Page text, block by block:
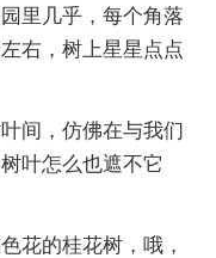
里几乎，每个角落
右，树上星星点点
间，仿佛在与我们
叶怎么也遮不它
花的桂花树，哦，